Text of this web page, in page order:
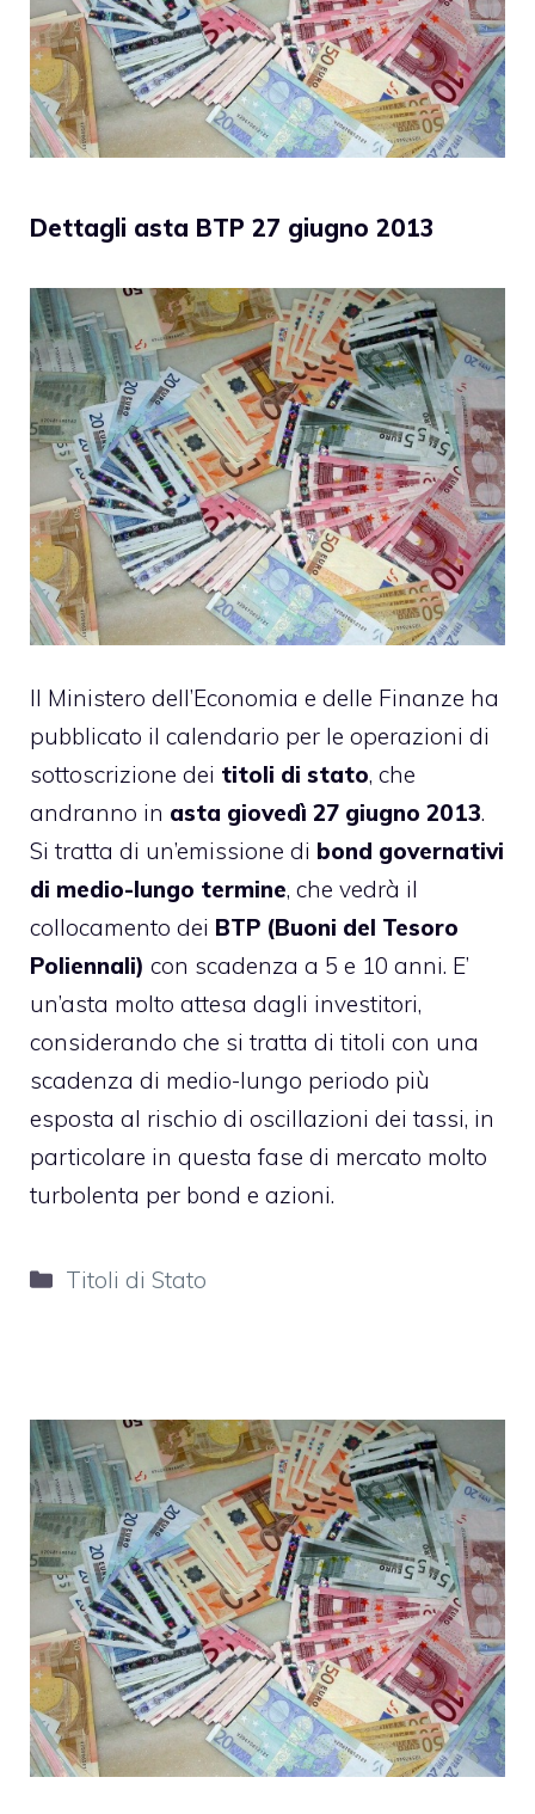
Dettagli asta BTP 27 giugno 2013
Il Ministero dell’Economia e delle Finanze ha
pubblicato il calendario per le operazioni di
sottoscrizione dei titoli di stato, che
andranno in asta giovedì 27 giugno 2013.
Si tratta di un’emissione di bond governativi
di medio-lungo termine, che vedrà il
collocamento dei BTP (Buoni del Tesoro
Poliennali) con scadenza a 5 e 10 anni. E’
un’asta molto attesa dagli investitori,
considerando che si tratta di titoli con una
scadenza di medio-lungo periodo più
esposta al rischio di oscillazioni dei tassi, in
particolare in questa fase di mercato molto
turbolenta per bond e azioni.
Categorie
Titoli di Stato